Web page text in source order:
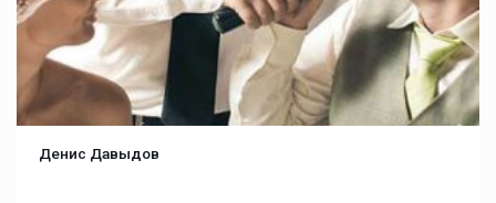
Денис Давыдов